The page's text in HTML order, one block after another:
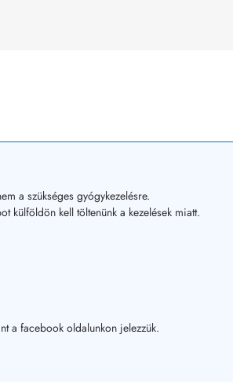
a szükséges gyógykezelésre.
külföldön kell töltenünk a kezelések miatt.
a facebook oldalunkon jelezzük.